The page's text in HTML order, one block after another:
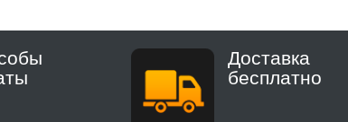
Доставка
бесплатно